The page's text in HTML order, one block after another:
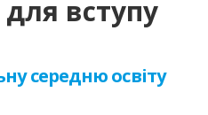
вступу
середню освіту